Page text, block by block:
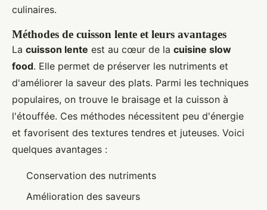
culinaires.
Méthodes de cuisson lente et leurs avantages
La cuisson lente est au cœur de la cuisine slow
food. Elle permet de préserver les nutriments et
d'améliorer la saveur des plats. Parmi les techniques
populaires, on trouve le braisage et la cuisson à
l'étouffée. Ces méthodes nécessitent peu d'énergie
et favorisent des textures tendres et juteuses. Voici
quelques avantages :
Conservation des nutriments
Amélioration des saveurs